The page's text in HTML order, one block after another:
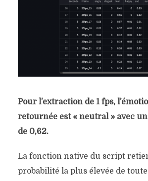
Pour l’extraction de 1 fps,
retournée est « neutral » avec
de 0,62.
La fonction native du script
probabilité la plus élevée de